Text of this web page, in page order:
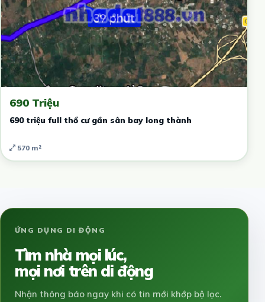
690 Triệu
690 triệu full thổ cư gần sân bay long thành
570 m²
ỨNG DỤNG DI ĐỘNG
Tìm nhà mọi lúc,
mọi nơi trên di động
Nhận thông báo ngay khi có tin mới khớp bộ lọc.